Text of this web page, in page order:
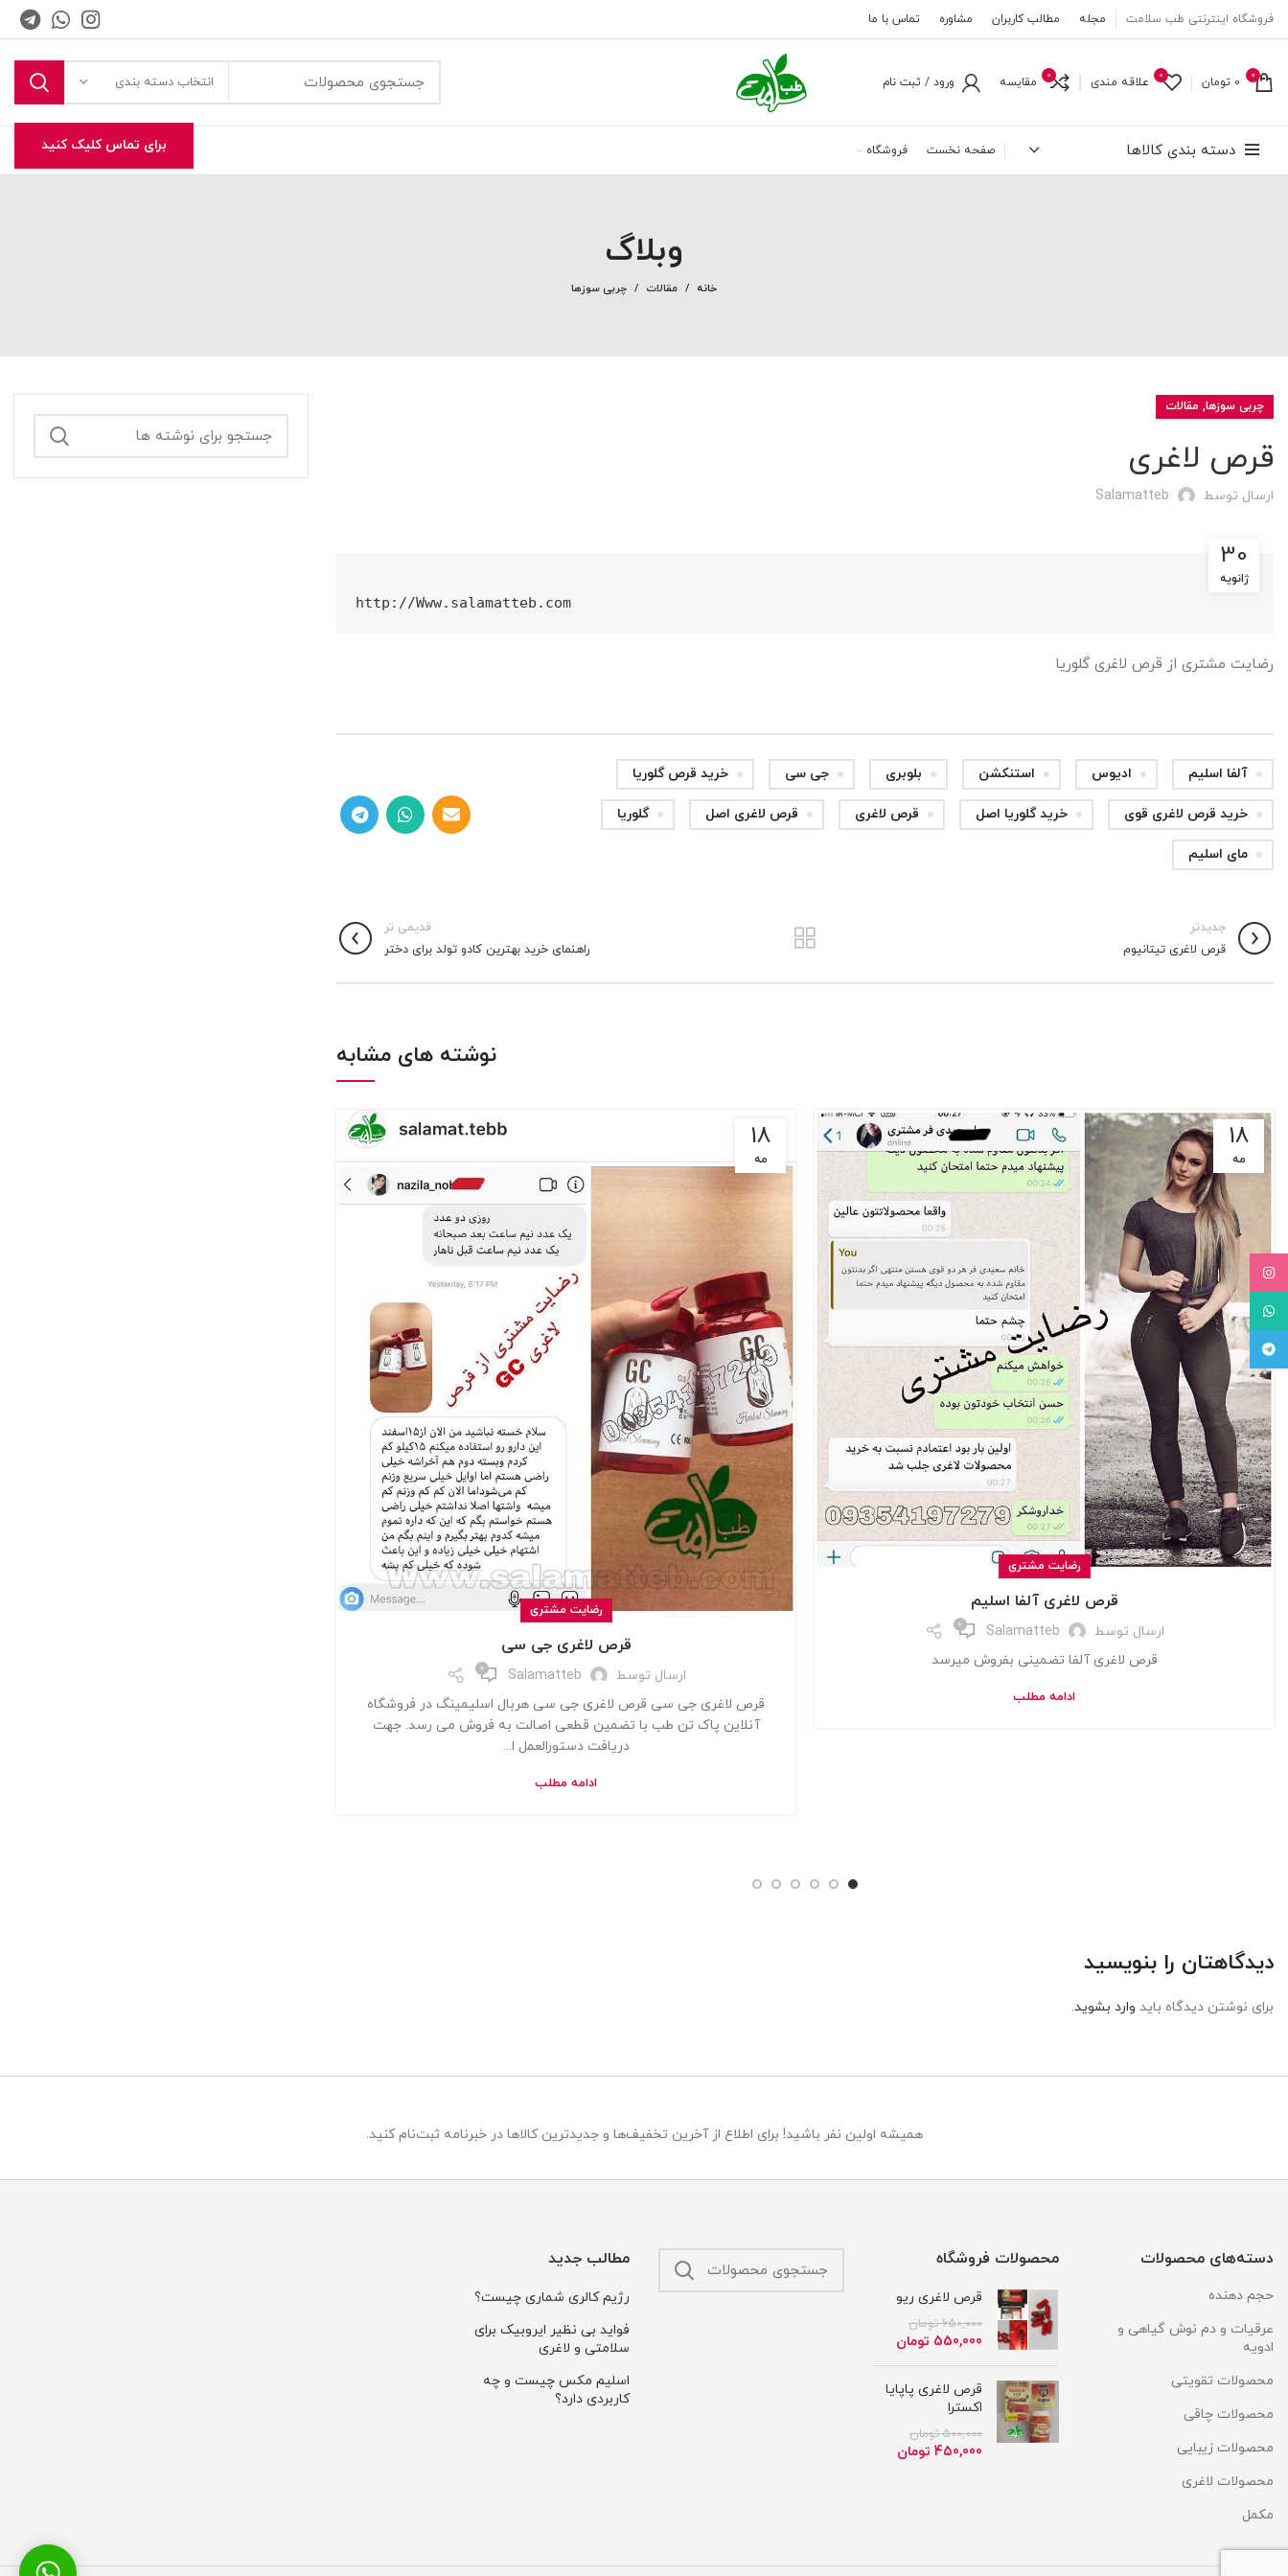
فروشگاه اینترنتی طب سلامت مجله مطالب کاربران مشاوره تماس با ما
0
0 تومان 0 علاقه مندی 0 مقایسه ورود / ثبت نام انتخاب دسته بندی
دسته بندی کالاها صفحه نخست فروشگاه برای تماس کلیک کنید
وبلاگ
خانه مقالات چربی سوزها
چربی سوزها, مقالات
قرص لاغری
ارسال توسط Salamatteb
30
ژانویه
http://Www.salamatteb.com
رضایت مشتری از قرص لاغری گلوریا
آلفا اسلیم ادیوس استنکشن بلوبری جی سی خرید قرص گلوریا
خرید قرص لاغری قوی خرید گلوریا اصل قرص لاغری قرص لاغری اصل گلوریا
مای اسلیم
جدیدتر
قرص لاغری تیتانیوم
قدیمی تر
راهنمای خرید بهترین کادو تولد برای دختر
نوشته های مشابه
18
مه
رضایت مشتری
قرص لاغری جی سی
ارسال توسط Salamatteb
0
قرص لاغری جی سی قرص لاغری جی سی هربال اسلیمینگ در فروشگاه
آنلاین پاک تن طب با تضمین قطعی اصالت به فروش می رسد. جهت
دریافت دستورالعمل ا...
ادامه مطلب
18
مه
رضایت مشتری
قرص لاغری آلفا اسلیم
ارسال توسط Salamatteb
0
قرص لاغری آلفا تضمینی بفروش میرسد
ادامه مطلب
دیدگاهتان را بنویسید
برای نوشتن دیدگاه باید وارد بشوید.
همیشه اولین نفر باشید! برای اطلاع از آخرین تخفیف‌ها و جدیدترین کالاها در خبرنامه ثبت‌نام کنید.
دسته‌های محصولات
حجم دهنده
عرقیات و دم نوش گیاهی و
ادویه
محصولات تقویتی
محصولات چاقی
محصولات زیبایی
محصولات لاغری
مکمل
محصولات فروشگاه
قرص لاغری ریو
650,000 تومان
قیمت
بود.
550,000 تومان
است.قرص لاغری پاپایا
اکسترا
500,000 تومان
قیمت
450,000 تومان
مطالب جدید
رژیم کالری شماری چیست؟
فواید بی نظیر ایروبیک برای
سلامتی و لاغری
اسلیم مکس چیست و چه
کاربردی دارد؟
Instagram
WhatsApp
Telegram